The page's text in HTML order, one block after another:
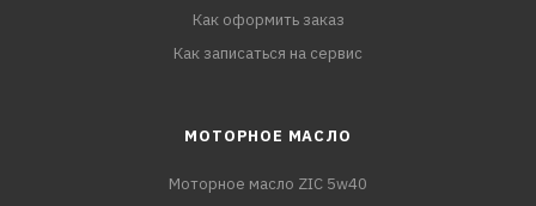
Как оформить заказ
Как записаться на сервис
МОТОРНОЕ МАСЛО
Моторное масло ZIC 5w40